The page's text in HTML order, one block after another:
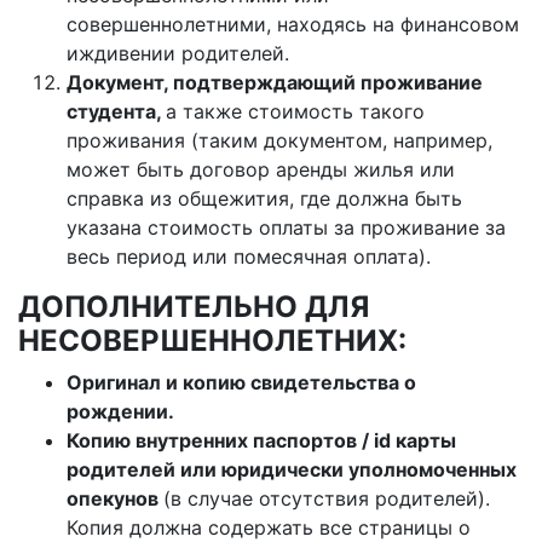
совершеннолетними, находясь на финансовом
иждивении родителей.
Документ, подтверждающий проживание
студента, а также стоимость такого
проживания (таким документом, например,
может быть договор аренды жилья или
справка из общежития, где должна быть
указана стоимость оплаты за проживание за
весь период или помесячная оплата).
ДОПОЛНИТЕЛЬНО ДЛЯ
НЕСОВЕРШЕННОЛЕТНИХ:
Оригинал и копию свидетельства о
рождении.
Копию внутренних паспортов / id карты
родителей или юридически уполномоченных
опекунов (в случае отсутствия родителей).
Копия должна содержать все страницы о